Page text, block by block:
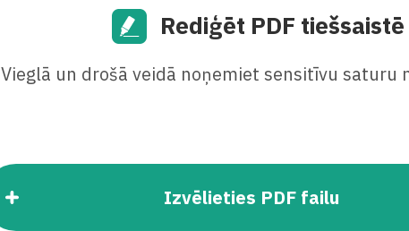
Rediģēt PDF tiešsaistē
Vieglā un drošā veidā noņemiet sensitīvu saturu
Izvēlieties PDF failu